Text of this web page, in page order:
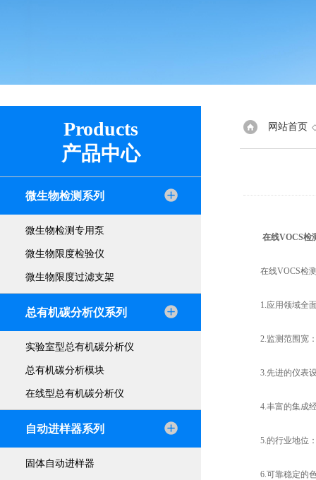
Products
产品中心
微生物检测系列
微生物检测专用泵
微生物限度检验仪
微生物限度过滤支架
总有机碳分析仪系列
实验室型总有机碳分析仪
总有机碳分析模块
在线型总有机碳分析仪
自动进样器系列
固体自动进样器
网站首页
在线VOCS检
在线VOCS检测
1.应用领域全面
2.监测范围宽：
3.先进的仪表设
4.丰富的集成经
5.的行业地位：
6.可靠稳定的色